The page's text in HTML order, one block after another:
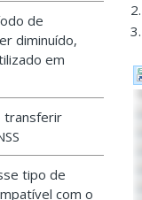
de
diminuído,
em
transferir
tipo de
com o